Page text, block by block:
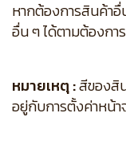
หากต้องการสินค้า
อื่น ๆ ได้ตามต้องการ
หมายเหตุ :สีของสิ
อยู่กับการตั้งค่าหน้า